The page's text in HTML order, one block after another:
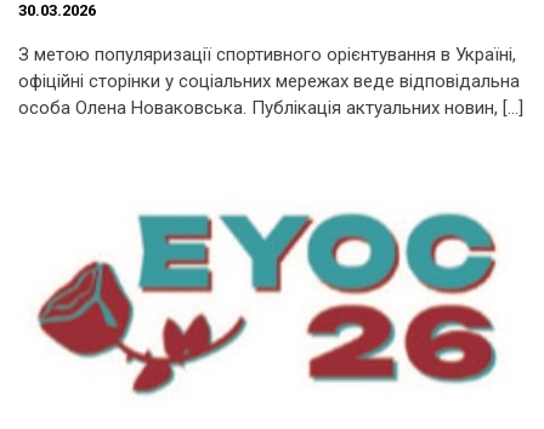
30.03.2026
З метою популяризації спортивного орієнтування в Україні,
офіційні сторінки у соціальних мережах веде відповідальна
особа Олена Новаковська. Публікація актуальних новин, […]